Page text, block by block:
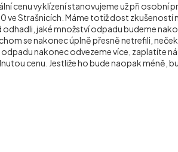
cenu vyklízení stanovujeme už při osobní
ve Strašnicích. Máme totiž dost zkušeností
odhadli, jaké množství odpadu budeme
se nakonec úplně přesně netrefili,
nakonec odvezeme více, zaplatíte
cenu. Jestliže ho bude naopak méně,